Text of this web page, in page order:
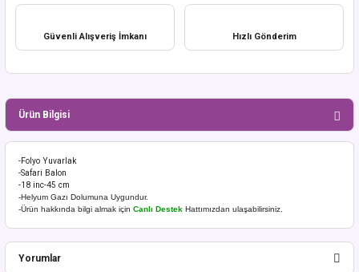
Güvenli Alışveriş İmkanı Hızlı Gönderim
Ürün Bilgisi
-Folyo Yuvarlak
-Safari Balon
-18 inc-45 cm
-Helyum Gazı Dolumuna Uygundur.
-Ürün hakkında bilgi almak için Canlı Destek Hattımızdan ulaşabilirsiniz.
Yorumlar